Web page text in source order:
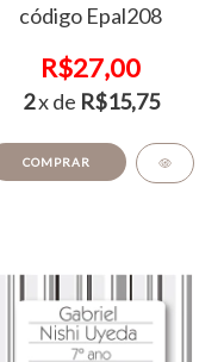
código Epal208
R$27,00
2x de R$15,75
COMPRAR